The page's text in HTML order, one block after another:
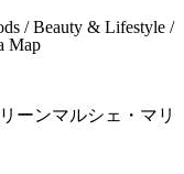
/Beauty & Lifestyle /
Map
ーンマルシェ・マリ